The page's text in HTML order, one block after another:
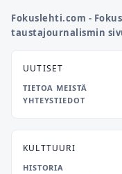
Fokuslehti.com -
taustajournalismin
UUTISET
TIETOA MEISTÄ
YHTEYSTIEDOT
KULTTUURI
HISTORIA